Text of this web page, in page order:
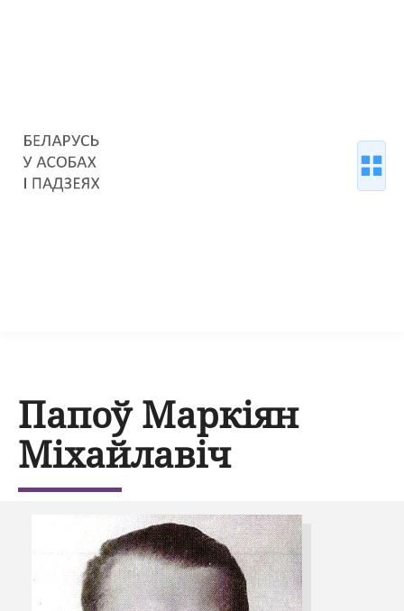
Папоў Маркіян
Міхайлавіч